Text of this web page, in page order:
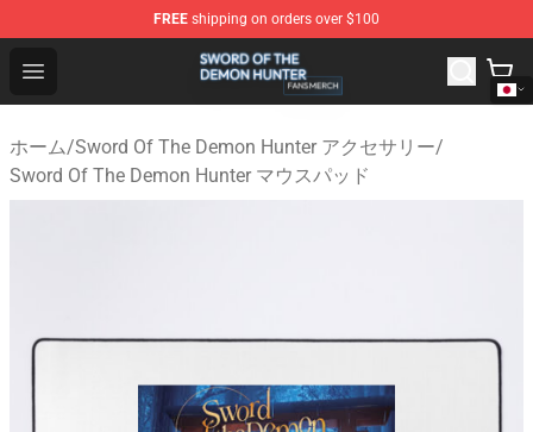
FREE shipping on orders over $100
Open menu
Sword Of The Demon Hunter Shop - Official Sword Of
ホーム/Sword Of The Demon Hunter アクセサリー/
Sword Of The Demon Hunter マウスパッド